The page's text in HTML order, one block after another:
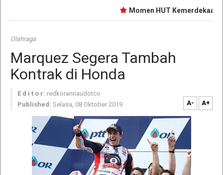
‎Momen HUT Kemerdekaan,
Olahraga
Marquez Segera Tambah
Kontrak di Honda
E d i t o r: redkoranriaudotco
Published: Selasa, 08 Oktober 2019 A- A+